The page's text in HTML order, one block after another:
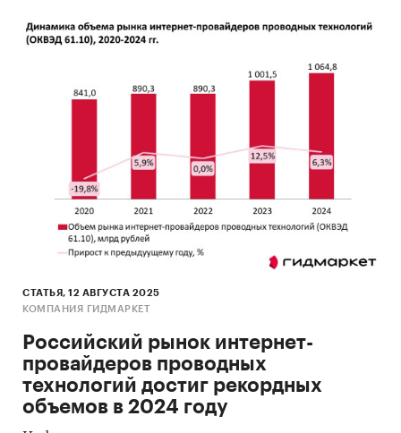
СТАТЬЯ, 12 АВГУСТА 2025
КОМПАНИЯ ГИДМАРКЕТ
Российский рынок интернет-
провайдеров проводных
технологий достиг рекордных
объемов в 2024 году